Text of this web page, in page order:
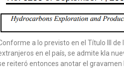
a lo previsto en el Título III
en el país, se admite kla
reiteró entonces anotar el gravamen